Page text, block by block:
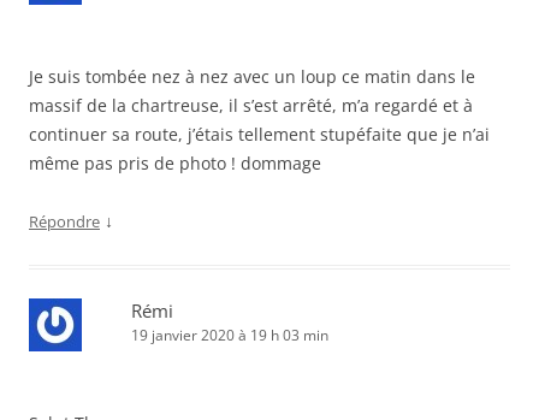
Je suis tombée nez à nez avec un loup ce matin dans le
massif de la chartreuse, il s’est arrêté, m’a regardé et à
continuer sa route, j’étais tellement stupéfaite que je n’ai
même pas pris de photo ! dommage
Répondre ↓
Rémi
19 janvier 2020 à 19 h 03 min